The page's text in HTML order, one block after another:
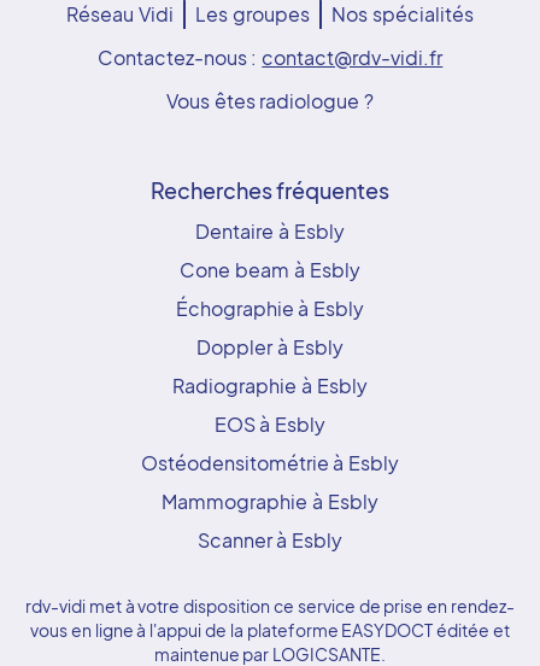
Réseau Vidi
Les groupes
Nos spécialités
Contactez-nous : contact@rdv-vidi.fr
Vous êtes radiologue ?
Recherches fréquentes
Dentaire à Esbly
Cone beam à Esbly
Échographie à Esbly
Doppler à Esbly
Radiographie à Esbly
EOS à Esbly
Ostéodensitométrie à Esbly
Mammographie à Esbly
Scanner à Esbly
rdv-vidi met à votre disposition ce service de prise en rendez-
vous en ligne à l'appui de la plateforme EASYDOCT éditée et
maintenue par LOGICSANTE.